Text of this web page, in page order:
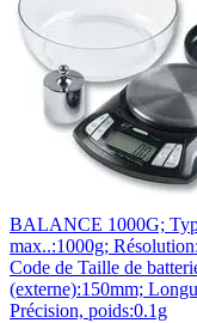
BALANCE 1000G;
max..:1000g;
Code de Taille de
(externe):150mm;
Précision, poids:0.1g